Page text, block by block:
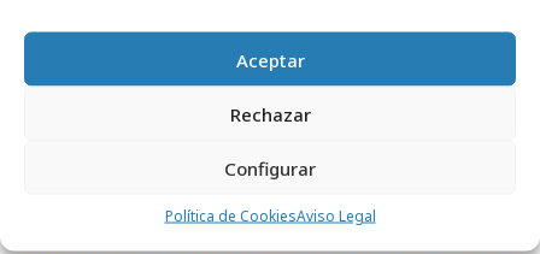
Aceptar
Rechazar
Configurar
Política de CookiesAviso Legal